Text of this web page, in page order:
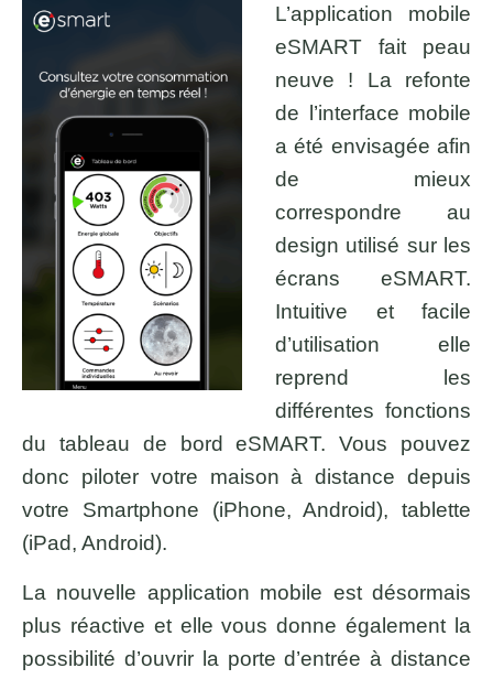
L’application mobile
eSMART fait peau
neuve ! La refonte
de l’interface mobile
a été envisagée afin
de mieux
correspondre au
design utilisé sur les
écrans eSMART.
Intuitive et facile
d’utilisation elle
reprend les
différentes fonctions
du tableau de bord eSMART. Vous pouvez
donc piloter votre maison à distance depuis
votre Smartphone (iPhone, Android), tablette
(iPad, Android).
La nouvelle application mobile est désormais
plus réactive et elle vous donne également la
possibilité d’ouvrir la porte d’entrée à distance